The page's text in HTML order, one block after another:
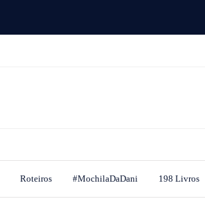
Roteiros #MochilaDaDani 198 Livros